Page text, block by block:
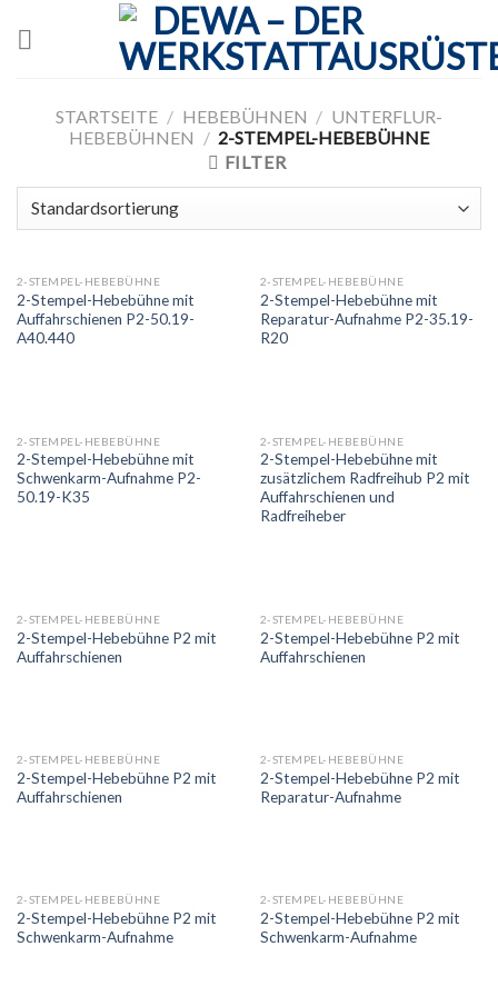
STARTSEITE / HEBEBÜHNEN / UNTERFLUR-
HEBEBÜHNEN / 2-STEMPEL-HEBEBÜHNE
FILTER
2-STEMPEL-HEBEBÜHNE
2-Stempel-Hebebühne mit
Auffahrschienen P2-50.19-
A40.440
2-STEMPEL-HEBEBÜHNE
2-Stempel-Hebebühne mit
Reparatur-Aufnahme P2-35.19-
R20
2-STEMPEL-HEBEBÜHNE
2-Stempel-Hebebühne mit
Schwenkarm-Aufnahme P2-
50.19-K35
2-STEMPEL-HEBEBÜHNE
2-Stempel-Hebebühne mit
zusätzlichem Radfreihub P2 mit
Auffahrschienen und
Radfreiheber
2-STEMPEL-HEBEBÜHNE
2-Stempel-Hebebühne P2 mit
Auffahrschienen
2-STEMPEL-HEBEBÜHNE
2-Stempel-Hebebühne P2 mit
Auffahrschienen
2-STEMPEL-HEBEBÜHNE
2-Stempel-Hebebühne P2 mit
Auffahrschienen
2-STEMPEL-HEBEBÜHNE
2-Stempel-Hebebühne P2 mit
Reparatur-Aufnahme
2-STEMPEL-HEBEBÜHNE
2-Stempel-Hebebühne P2 mit
Schwenkarm-Aufnahme
2-STEMPEL-HEBEBÜHNE
2-Stempel-Hebebühne P2 mit
Schwenkarm-Aufnahme